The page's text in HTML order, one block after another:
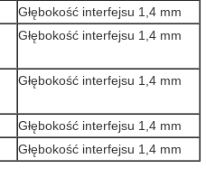
Głębokość interfejsu 1,4 mm
Głębokość interfejsu 1,4 mm
Głębokość interfejsu 1,4 mm
Głębokość interfejsu 1,4 mm
Głębokość interfejsu 1,4 mm